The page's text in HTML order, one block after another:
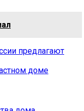
предлагают
доме